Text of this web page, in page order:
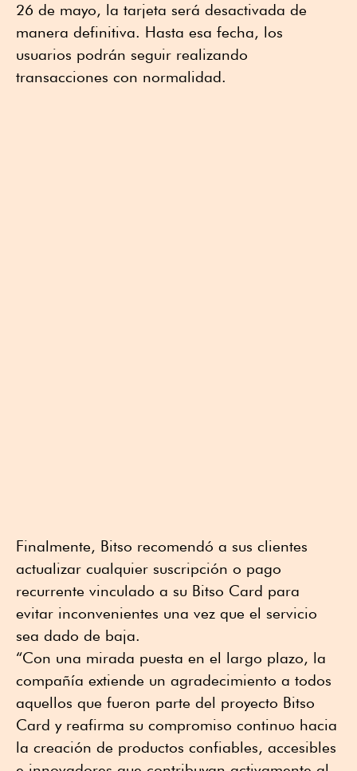
26 de mayo, la tarjeta será desactivada de
manera definitiva. Hasta esa fecha, los
usuarios podrán seguir realizando
transacciones con normalidad.
Finalmente, Bitso recomendó a sus clientes
actualizar cualquier suscripción o pago
recurrente vinculado a su Bitso Card para
evitar inconvenientes una vez que el servicio
sea dado de baja.
“Con una mirada puesta en el largo plazo, la
compañía extiende un agradecimiento a todos
aquellos que fueron parte del proyecto Bitso
Card y reafirma su compromiso continuo hacia
la creación de productos confiables, accesibles